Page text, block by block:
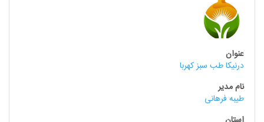
درنیکا طب سبز کهربا
طیبه فرهانی